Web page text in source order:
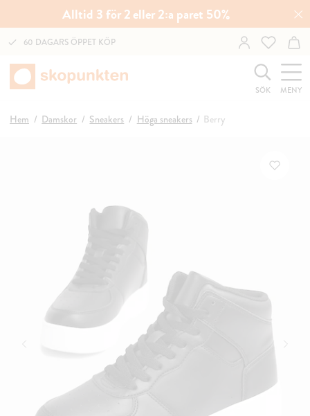
Alltid 3 för 2 eller 2:a paret 50%
60 DAGARS ÖPPET KÖP
SÖK MENY
Hem Damskor Sneakers Höga sneakers Berry